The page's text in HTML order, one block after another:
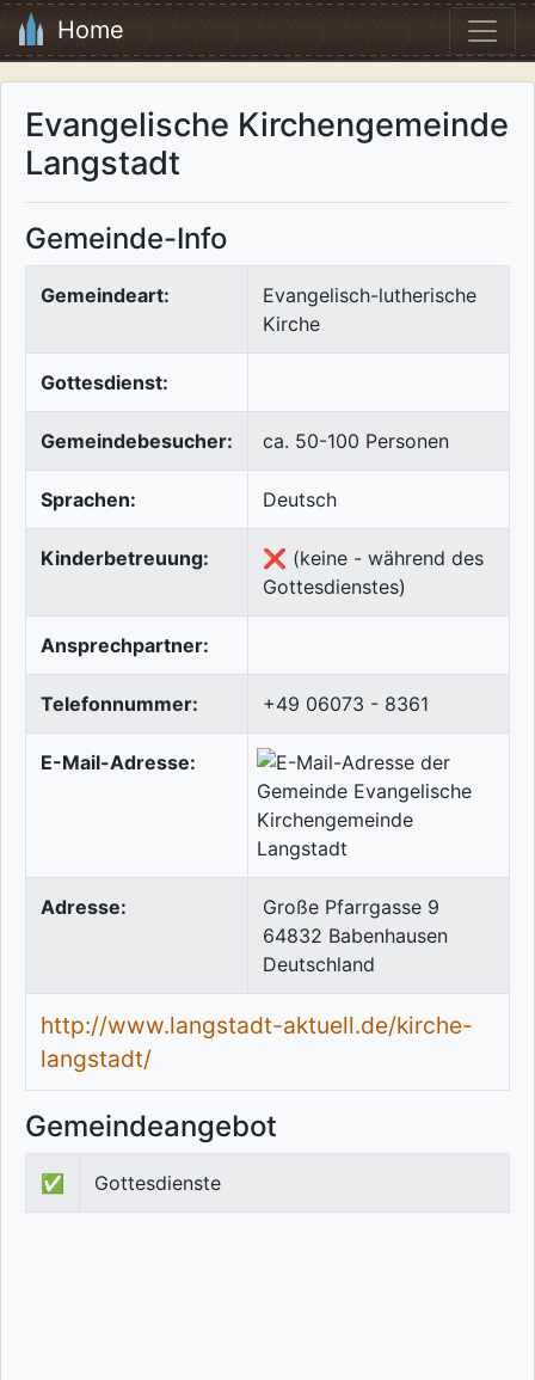
Home
Evangelische Kirchengemeinde
Langstadt
Gemeinde-Info
Gemeindeart:
Evangelisch-lutherische
Kirche
Gottesdienst:
Gemeindebesucher: ca. 50-100 Personen
Sprachen: Deutsch
Kinderbetreuung:
❌ (keine - während des
Gottesdienstes)
Ansprechpartner:
Telefonnummer: +49 06073 - 8361
E-Mail-Adresse:
Adresse:
Große Pfarrgasse 9
64832 Babenhausen
Deutschland
http://www.langstadt-aktuell.de/kirche-
langstadt/
Gemeindeangebot
✅ Gottesdienste